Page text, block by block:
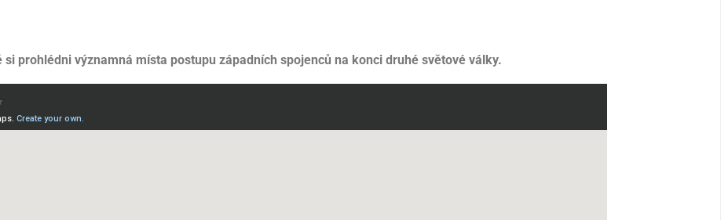
prohlédni významná místa postupu západních spojenců na konci druhé světové války.